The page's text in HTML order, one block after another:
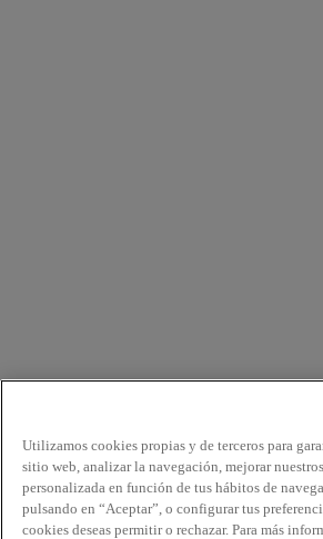
Utilizamos cookies propias y de terceros para
sitio web, analizar la navegación, mejorar
personalizada en función de tus hábitos de
pulsando en “Aceptar”, o configurar tus
cookies deseas permitir o rechazar. Para más